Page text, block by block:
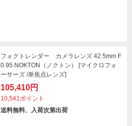
フォクトレンダー カメラレンズ 42.5mm F
0.95 NOKTON（ノクトン） [マイクロフォ
ーサーズ /単焦点レンズ]
105,410円
10,541ポイント
送料無料、入荷次第出荷